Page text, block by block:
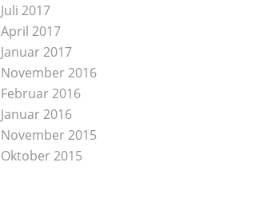
Juli 2017
April 2017
Januar 2017
November 2016
Februar 2016
Januar 2016
November 2015
Oktober 2015